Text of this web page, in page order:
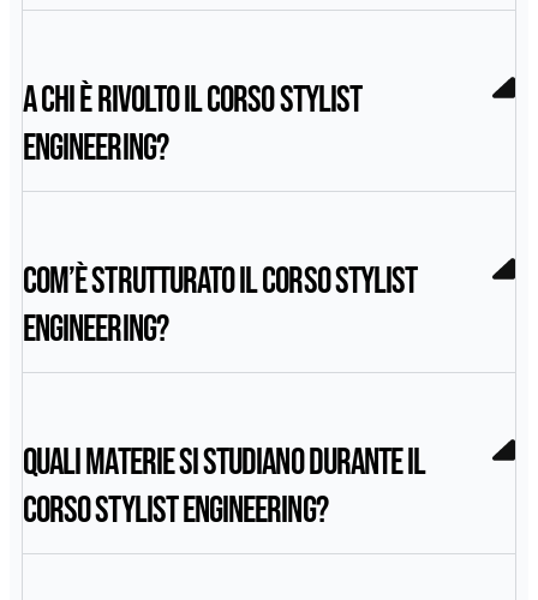
A chi è rivolto il corso Stylist
Engineering?
Com’è strutturato il corso Stylist
Engineering?
Quali materie si studiano durante il
corso Stylist Engineering?